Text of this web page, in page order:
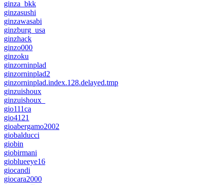
ginza_bkk
ginzasushi
ginzawasabi
ginzburg_usa
ginzhack
ginzo000
ginzoku
ginzorninplad
ginzorninplad2
ginzorninplad.index.128.delayed.tmp
ginzuishoux
ginzuishoux_
gio111ca
gio4121
gioabergamo2002
giobalducci
giobin
giobirmani
gioblueeye16
giocandi
giocara2000